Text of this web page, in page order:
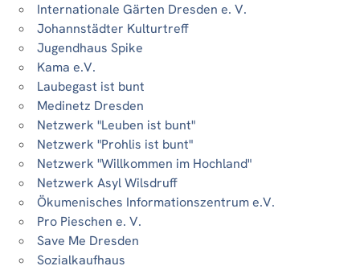
Internationale Gärten Dresden e. V.
Johannstädter Kulturtreff
Jugendhaus Spike
Kama e.V.
Laubegast ist bunt
Medinetz Dresden
Netzwerk "Leuben ist bunt"
Netzwerk "Prohlis ist bunt"
Netzwerk "Willkommen im Hochland"
Netzwerk Asyl Wilsdruff
Ökumenisches Informationszentrum e.V.
Pro Pieschen e. V.
Save Me Dresden
Sozialkaufhaus